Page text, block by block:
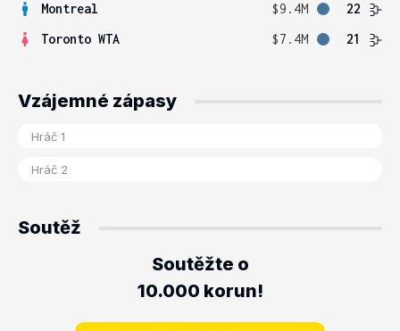
Montreal $9.4M
22
Toronto WTA
$7.4M 21
Vzájemné zápasy
Soutěž
Soutěžte o
10.000 korun!